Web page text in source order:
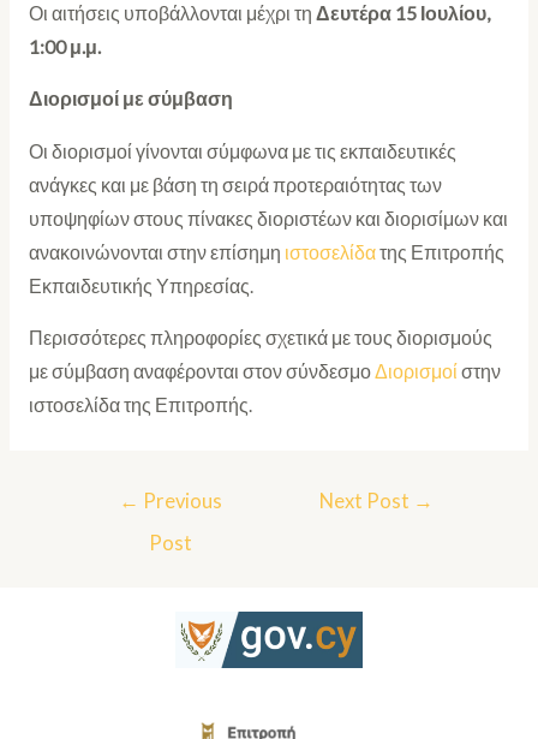
Οι αιτήσεις υποβάλλονται μέχρι τη Δευτέρα 15 Ιουλίου,
1:00 μ.μ.
Διορισμοί με σύμβαση
Οι διορισμοί γίνονται σύμφωνα με τις εκπαιδευτικές
ανάγκες και με βάση τη σειρά προτεραιότητας των
υποψηφίων στους πίνακες διοριστέων και διορισίμων και
ανακοινώνονται στην επίσημη ιστοσελίδατης Επιτροπής
Εκπαιδευτικής Υπηρεσίας.
Περισσότερες πληροφορίες σχετικά με τους διορισμούς
με σύμβαση αναφέρονται στον σύνδεσμοΔιορισμοί στην
ιστοσελίδα της Επιτροπής.
← Previous
Post
Next Post →